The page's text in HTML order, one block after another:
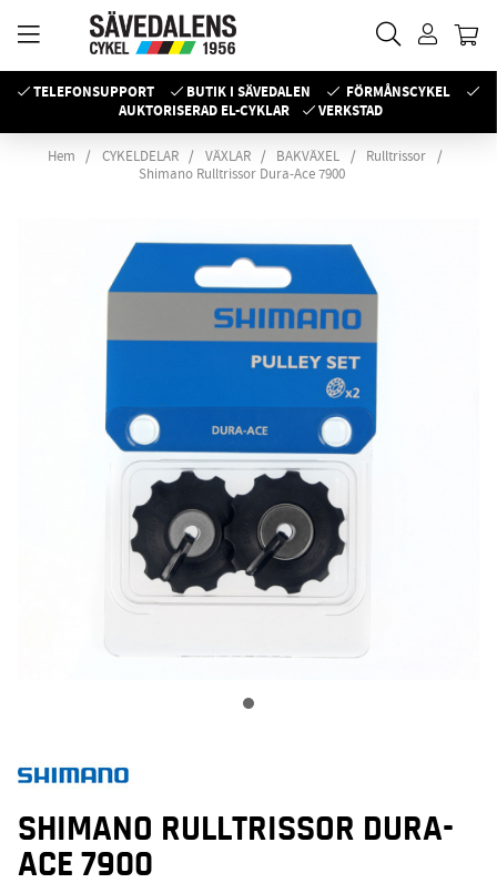
TELEFONSUPPORT BUTIK I SÄVEDALEN
FÖRMÅNSCYKEL
AUKTORISERAD EL-CYKLAR
VERKSTAD
Hem CYKELDELAR VÄXLAR BAKVÄXEL
Rulltrissor
Shimano Rulltrissor Dura-Ace 7900
SHIMANO RULLTRISSOR DURA-
ACE 7900